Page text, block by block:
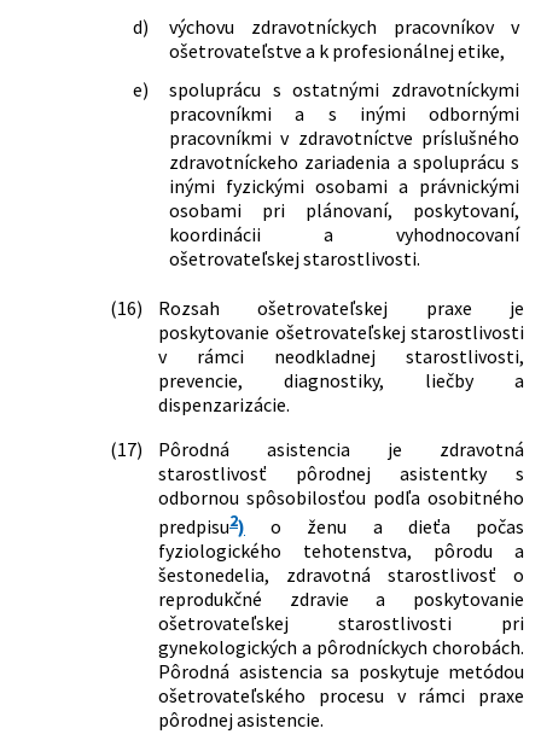
starostlivosti a o zmene a doplnení
niektorých zákonov v znení neskorších
predpisov a ktorým sa menia a
dopĺňajú niektoré zákony
351/2017 Z. z.
Zákon, ktorým sa mení a dopĺňa zákon
č. 576/2004 Z. z. o zdravotnej
starostlivosti, službách súvisiacich s
poskytovaním zdravotnej
starostlivosti a o zmene a doplnení
niektorých zákonov v znení neskorších
predpisov a ktorým sa menia a
61/2018 Z. z.
Zákon, ktorým sa mení a dopĺňa zákon
č. 305/2005 Z. z. o sociálnoprávnej
ochrane detí a o sociálnej kuratele a o
zmene a doplnení niektorých zákonov
v znení neskorších predpisov a ktorým
87/2018 Z. z.
Zákon o radiačnej ochrane a o zmene a
doplnení niektorých zákonov
109/2018 Z. z.
Zákon, ktorým sa mení a dopĺňa zákon
č. 650/2004 Z. z. o doplnkovom
dôchodkovom sporení a o zmene a
doplnení niektorých zákonov v znení
neskorších predpisov a ktorým sa
menia a dopĺňajú niektoré zákony
156/2018 Z. z.
Zákon, ktorým sa mení a dopĺňa zákon
č. 362/2011 Z. z. o liekoch a
zdravotníckych pomôckach a o zmene
a doplnení niektorých zákonov v znení
d)
výchovu zdravotníckych pracovníkov v
ošetrovateľstve a k profesionálnej etike,
e)
spoluprácu s ostatnými zdravotníckymi
pracovníkmi a s inými odbornými
pracovníkmi v zdravotníctve príslušného
zdravotníckeho zariadenia a spoluprácu s
inými fyzickými osobami a právnickými
osobami pri plánovaní, poskytovaní,
koordinácii a vyhodnocovaní
ošetrovateľskej starostlivosti.
(16)
Rozsah ošetrovateľskej praxe je
poskytovanie ošetrovateľskej starostlivosti
v rámci neodkladnej starostlivosti,
prevencie, diagnostiky, liečby a
dispenzarizácie.
(17)
Pôrodná asistencia je zdravotná
starostlivosť pôrodnej asistentky s
odbornou spôsobilosťou podľa osobitného
predpisu2) o ženu a dieťa počas
fyziologického tehotenstva, pôrodu a
šestonedelia, zdravotná starostlivosť o
reprodukčné zdravie a poskytovanie
ošetrovateľskej starostlivosti pri
gynekologických a pôrodníckych chorobách.
Pôrodná asistencia sa poskytuje metódou
ošetrovateľského procesu v rámci praxe
pôrodnej asistencie.